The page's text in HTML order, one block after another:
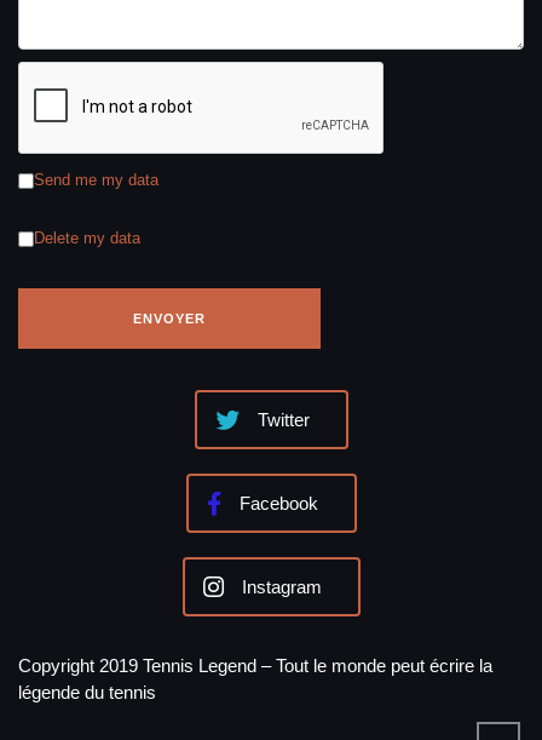
Send me my data
Delete my data
Twitter
Facebook
Instagram
Copyright 2019 Tennis Legend – Tout le monde peut écrire la
légende du tennis